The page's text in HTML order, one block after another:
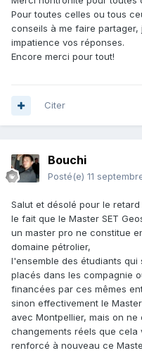
Pour toutes celles ou tous
conseils à me faire
impatience vos réponses.
Encore merci pour tout!
Citer
Bouchi
Posté(e) 11
Salut et désolé pour le retard
le fait que le Master SET
un master pro ne constitue
domaine pétrolier,
l'ensemble des étudiants
placés dans les compagnie
financées par ces mêmes
sinon effectivement le
avec Montpellier, mais on
changements réels que cela
renforcé à nouveau ce